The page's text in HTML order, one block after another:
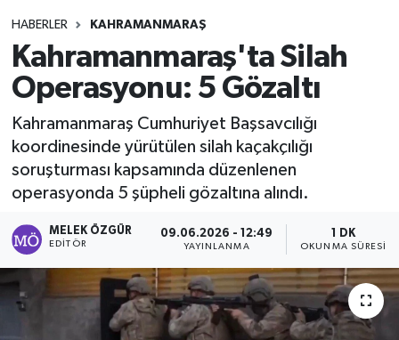
HABERLER KAHRAMANMARAŞ
Kahramanmaraş'ta Silah
Operasyonu: 5 Gözaltı
Kahramanmaraş Cumhuriyet Başsavcılığı
koordinesinde yürütülen silah kaçakçılığı
soruşturması kapsamında düzenlenen
operasyonda 5 şüpheli gözaltına alındı.
MELEK ÖZGÜR
EDITÖR
09.06.2026 - 12:49
YAYINLANMA
1 DK
OKUNMA SÜRESI
Güncel
Gündem
Politika
Sağlık
Spor
Tarih - Kültür - Sanat - Turizm
Süper Lig Puan Durumu ve Fikstür
Tüm Manşetler
Haber Arşivi